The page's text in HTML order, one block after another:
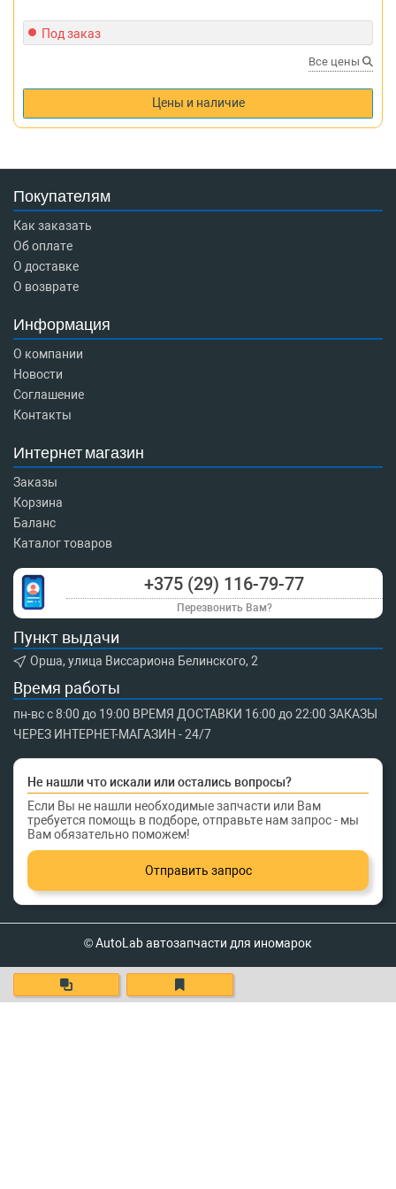
Под заказ
Все цены
Цены и наличие
Покупателям
Как заказать
Об оплате
О доставке
О возврате
Информация
О компании
Новости
Соглашение
Контакты
Интернет магазин
Заказы
Корзина
Баланс
Каталог товаров
+375 (29) 116-79-77
Перезвонить Вам?
Пункт выдачи
Орша, улица Виссариона Белинского, 2
Время работы
пн-вс с 8:00 до 19:00 ВРЕМЯ ДОСТАВКИ 16:00 до 22:00 ЗАКАЗЫ
ЧЕРЕЗ ИНТЕРНЕТ-МАГАЗИН - 24/7
Не нашли что искали или остались вопросы?
Если Вы не нашли необходимые запчасти или Вам
требуется помощь в подборе, отправьте нам запрос - мы
Вам обязательно поможем!
Отправить запрос
© AutoLab автозапчасти для иномарок